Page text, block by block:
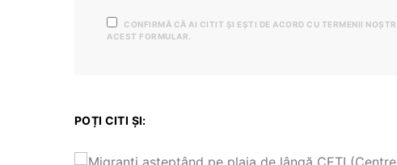
CONFIRMĂ CĂ AI CITIT ȘI EȘTI DE ACORD CU TERMENII
ACEST FORMULAR.
POȚI CITI ȘI: